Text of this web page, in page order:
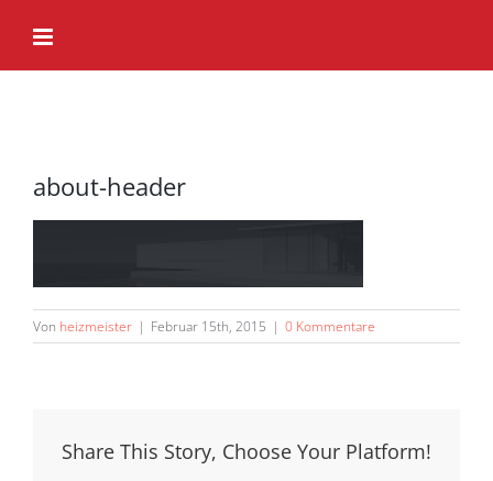
Inhalt
springen
about-header
Von heizmeister | Februar 15th, 2015 | 0 Kommentare
Share This Story, Choose Your Platform!